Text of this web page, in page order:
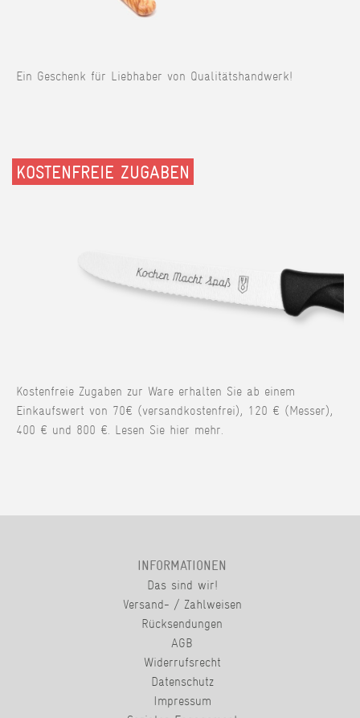
Ein Geschenk für Liebhaber von Qualitätshandwerk!
KOSTENFREIE ZUGABEN
Kostenfreie Zugaben zur Ware erhalten Sie ab einem
Einkaufswert von 70€ (versandkostenfrei), 120 € (Messer),
400 € und 800 €. Lesen Sie hier mehr.
INFORMATIONEN
Das sind wir!
Versand- / Zahlweisen
Rücksendungen
AGB
Widerrufsrecht
Datenschutz
Impressum